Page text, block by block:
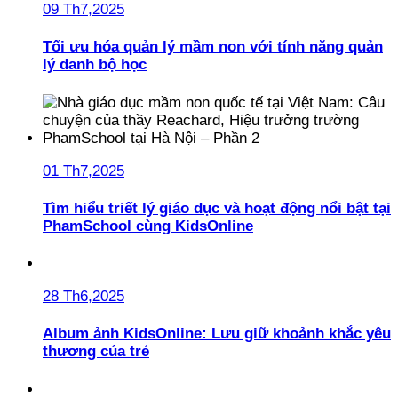
09 Th7,2025
Tối ưu hóa quản lý mầm non với tính năng quản
lý danh bộ học
01 Th7,2025
Tìm hiểu triết lý giáo dục và hoạt động nổi bật tại
PhamSchool cùng KidsOnline
28 Th6,2025
Album ảnh KidsOnline: Lưu giữ khoảnh khắc yêu
thương của trẻ